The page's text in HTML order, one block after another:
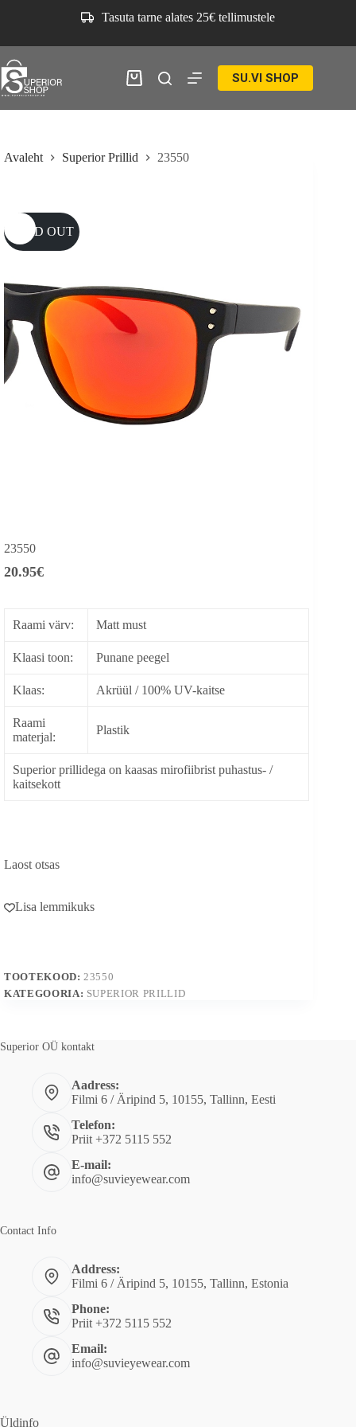
Tasuta tarne alates 25€ tellimustele
Ostukorv SU.VI SHOP
Avaleht Superior Prillid 23550
SOLD OUT
23550
20.95€
Raami värv: Matt must
Klaasi toon: Punane peegel
Klaas: Akrüül / 100% UV-kaitse
Raami
materjal:
Plastik
Superior prillidega on kaasas mirofiibrist puhastus- /
kaitsekott
Laost otsas
Lisa lemmikuks
TOOTEKOOD: 23550
KATEGOORIA: SUPERIOR PRILLID
Superior OÜ kontakt
Aadress:
Filmi 6 / Äripind 5, 10155, Tallinn, Eesti
Telefon:
Priit +372 5115 552
E-mail:
info@suvieyewear.com
Contact Info
Address:
Filmi 6 / Äripind 5, 10155, Tallinn, Estonia
Phone:
Priit +372 5115 552
Email:
info@suvieyewear.com
Üldinfo